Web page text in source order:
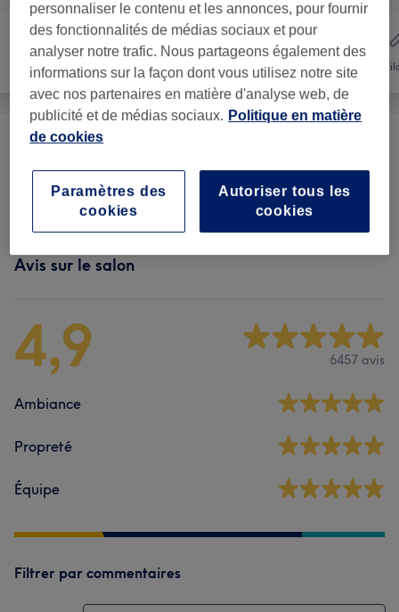
Coiffure Mains & Pieds
Beauté Des MAINS
Beauté Des PIEDS (2) à partir de 50 €
Avis sur le salon
4,9 6457 avis
Ambiance
Propreté
Équipe
Filtrer par commentaires
personnaliser le contenu et les annonces, pour fournir
des fonctionnalités de médias sociaux et pour
analyser notre trafic. Nous partageons également des
informations sur la façon dont vous utilisez notre site
avec nos partenaires en matière d'analyse web, de
publicité et de médias sociaux. Politique en matière
de cookies
Autoriser tous les
cookies
Paramètres des
cookies